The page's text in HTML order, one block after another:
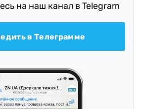
на наш канал в Telegram
в Телеграмме